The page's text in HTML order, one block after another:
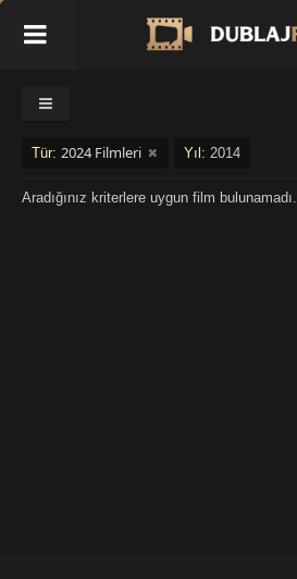
Tür: 2024 Filmleri Yıl: 2014
Aradığınız kriterlere uygun film bulunamadı.